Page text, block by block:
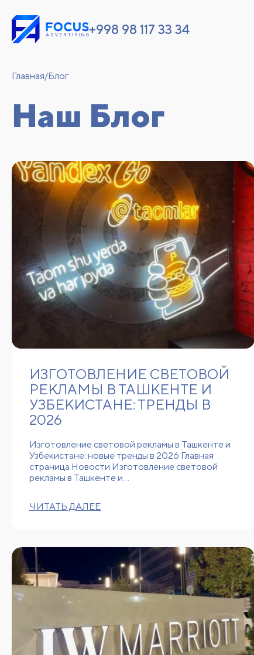
+998 98 117 33 34
Главная/Блог
Наш Блог
ИЗГОТОВЛЕНИЕ СВЕТОВОЙ
РЕКЛАМЫ В ТАШКЕНТЕ И
УЗБЕКИСТАНЕ: ТРЕНДЫ В
2026
Изготовление световой рекламы в Ташкенте и
Узбекистане: новые тренды в 2026 Главная
страница Новости Изготовление световой
рекламы в Ташкенте и…
ЧИТАТЬ ДАЛЕЕ